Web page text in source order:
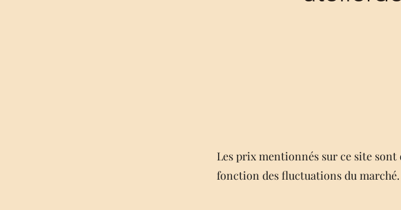
Les prix mentionnés sur ce site
fonction des fluctuations du marché.